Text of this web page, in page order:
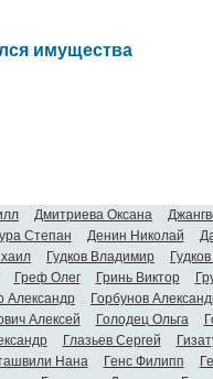
имущества
Дмитриева Оксана
Степан Денин Николай
Гудков Владимир
Греф Олег Гринь Виктор
Александр Горбунов
Алексей Голодец Ольга
Глазьев Сергей
Нана Генс Филипп